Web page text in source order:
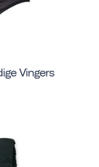
Vingers